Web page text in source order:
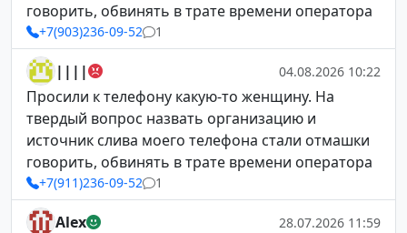
говорить, обвинять в трате времени оператора
+7(903)236-09-52 1
|||| 04.08.2026 10:22
Просили к телефону какую-то женщину. На
твердый вопрос назвать организацию и
источник слива моего телефона стали отмашки
говорить, обвинять в трате времени оператора
+7(911)236-09-52 1
Alex 28.07.2026 11:59